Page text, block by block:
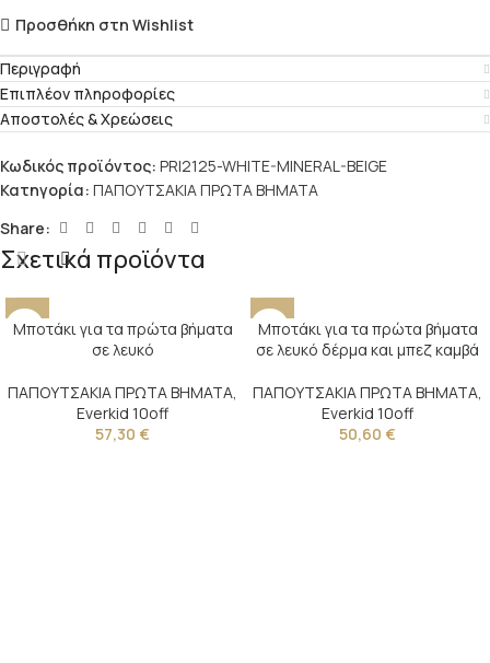
Προσθήκη στη Wishlist
Περιγραφή
Επιπλέον πληροφορίες
Αποστολές & Χρεώσεις
Κωδικός προϊόντος: PRI2125-WHITE-MINERAL-BEIGE
Κατηγορία: ΠΑΠΟΥΤΣΑΚΙΑ ΠΡΩΤΑ ΒΗΜΑΤΑ
Share:
Σχετικά προϊόντα
Μποτάκι για τα πρώτα βήματα
σε λευκό
ΠΑΠΟΥΤΣΑΚΙΑ ΠΡΩΤΑ ΒΗΜΑΤΑ,
Everkid 10off
57,30 €
Μποτάκι για τα πρώτα βήματα
σε λευκό δέρμα και μπεζ καμβά
ΠΑΠΟΥΤΣΑΚΙΑ ΠΡΩΤΑ ΒΗΜΑΤΑ,
Everkid 10off
50,60 €